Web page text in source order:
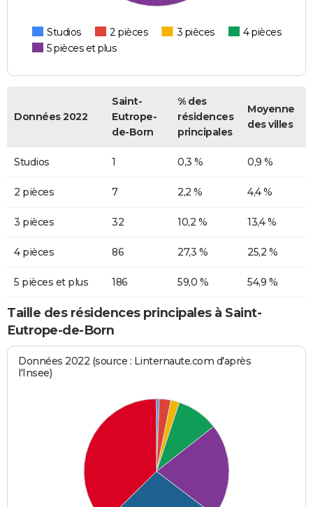
Studios 2 pièces 3 pièces
4 pièces
5 pièces et plus
Données 2022
Saint-
Eutrope-
de-Born
% des
résidences
principales
Moyenne
des villes
Studios 1 0,3 % 0,9 %
2 pièces 7 2,2 % 4,4 %
3 pièces 32 10,2 % 13,4 %
4 pièces 86 27,3 % 25,2 %
5 pièces et plus 186 59,0 % 54,9 %
Taille des résidences principales à Saint-
Eutrope-de-Born
Données 2022 (source : Linternaute.com d'après
l'Insee)